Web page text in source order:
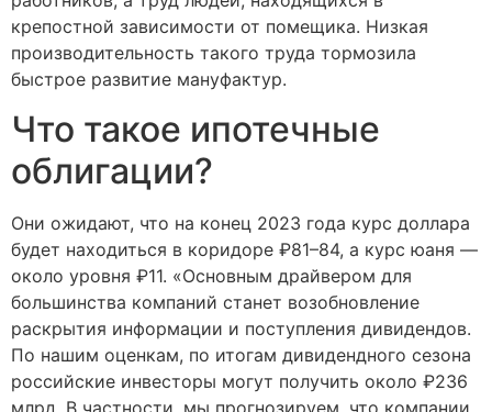
крепостной зависимости от помещика. Низкая
производительность такого труда тормозила
быстрое развитие мануфактур.
Что такое ипотечные
облигации?
Они ожидают, что на конец 2023 года курс доллара
будет находиться в коридоре ₽81–84, а курс юаня —
около уровня ₽11. «Основным драйвером для
большинства компаний станет возобновление
раскрытия информации и поступления дивидендов.
По нашим оценкам, по итогам дивидендного сезона
российские инвесторы могут получить около ₽236
млрд. В частности, мы прогнозируем, что компании